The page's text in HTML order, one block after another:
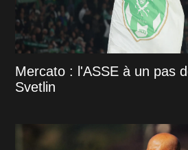
Mercato : l'ASSE à un pas
Svetlin